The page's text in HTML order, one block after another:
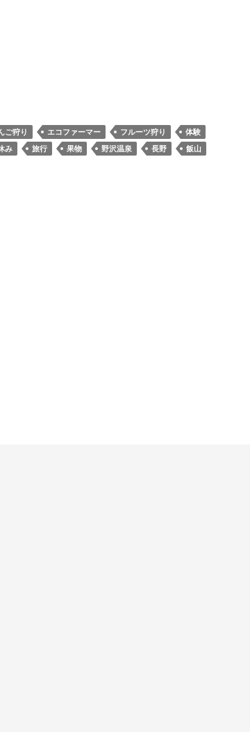
ご狩り エコファーマー フルーツ狩り
体験
み 旅行 果物 野沢温泉 長野 飯山